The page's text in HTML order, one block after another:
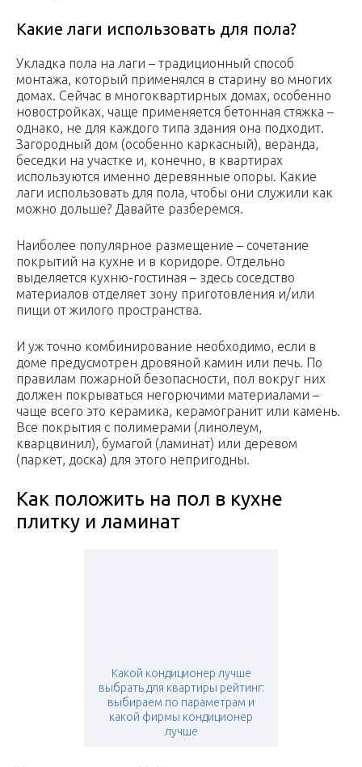
Какие лаги использовать для пола?
Укладка пола на лаги – традиционный способ
монтажа, который применялся в старину во многих
домах. Сейчас в многоквартирных домах, особенно
новостройках, чаще применяется бетонная стяжка –
однако, не для каждого типа здания она подходит.
Загородный дом (особенно каркасный), веранда,
беседки на участке и, конечно, в квартирах
используются именно деревянные опоры. Какие
лаги использовать для пола, чтобы они служили как
можно дольше? Давайте разберемся.
Наиболее популярное размещение – сочетание
покрытий на кухне и в коридоре. Отдельно
выделяется кухню-гостиная – здесь соседство
материалов отделяет зону приготовления и/или
пищи от жилого пространства.
И уж точно комбинирование необходимо, если в
доме предусмотрен дровяной камин или печь. По
правилам пожарной безопасности, пол вокруг них
должен покрываться негорючими материалами –
чаще всего это керамика, керамогранит или камень.
Все покрытия с полимерами (линолеум,
кварцвинил), бумагой (ламинат) или деревом
(паркет, доска) для этого непригодны.
Как положить на пол в кухне
плитку и ламинат
Какой кондиционер лучше
выбрать для квартиры рейтинг:
выбираем по параметрам и
какой фирмы кондиционер
лучше